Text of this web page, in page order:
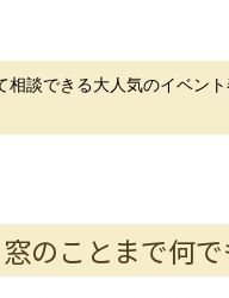
談できる大人気のイベン
のことまで何